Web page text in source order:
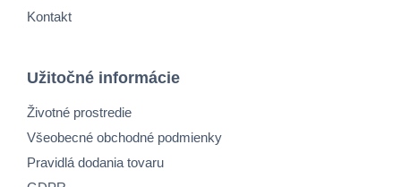
Kontakt
Užitočné informácie
Životné prostredie
Všeobecné obchodné podmienky
Pravidlá dodania tovaru